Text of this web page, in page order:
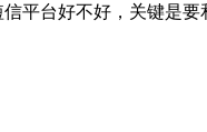
平台好不好，关键是